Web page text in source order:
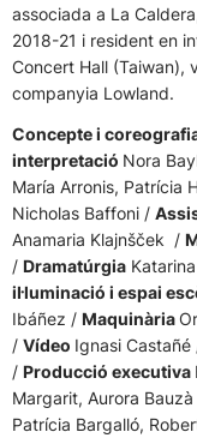
associada a La
2018-21 i resident en
Concert Hall (Taiwan),
companyia Lowland.
Concepte i
interpretació Nora
María Arronis, Patrícia
Nicholas Baffoni /
Anamaria Klajnšček /
/ Dramatúrgia
il·luminació i espai
Ibáñez / Maquinària
/ Vídeo Ignasi Castañé
/ Producció executiva
Margarit, Aurora
Patrícia Bargalló,